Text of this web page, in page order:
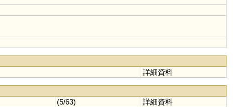
詳細資料
(5/63) 詳細資料